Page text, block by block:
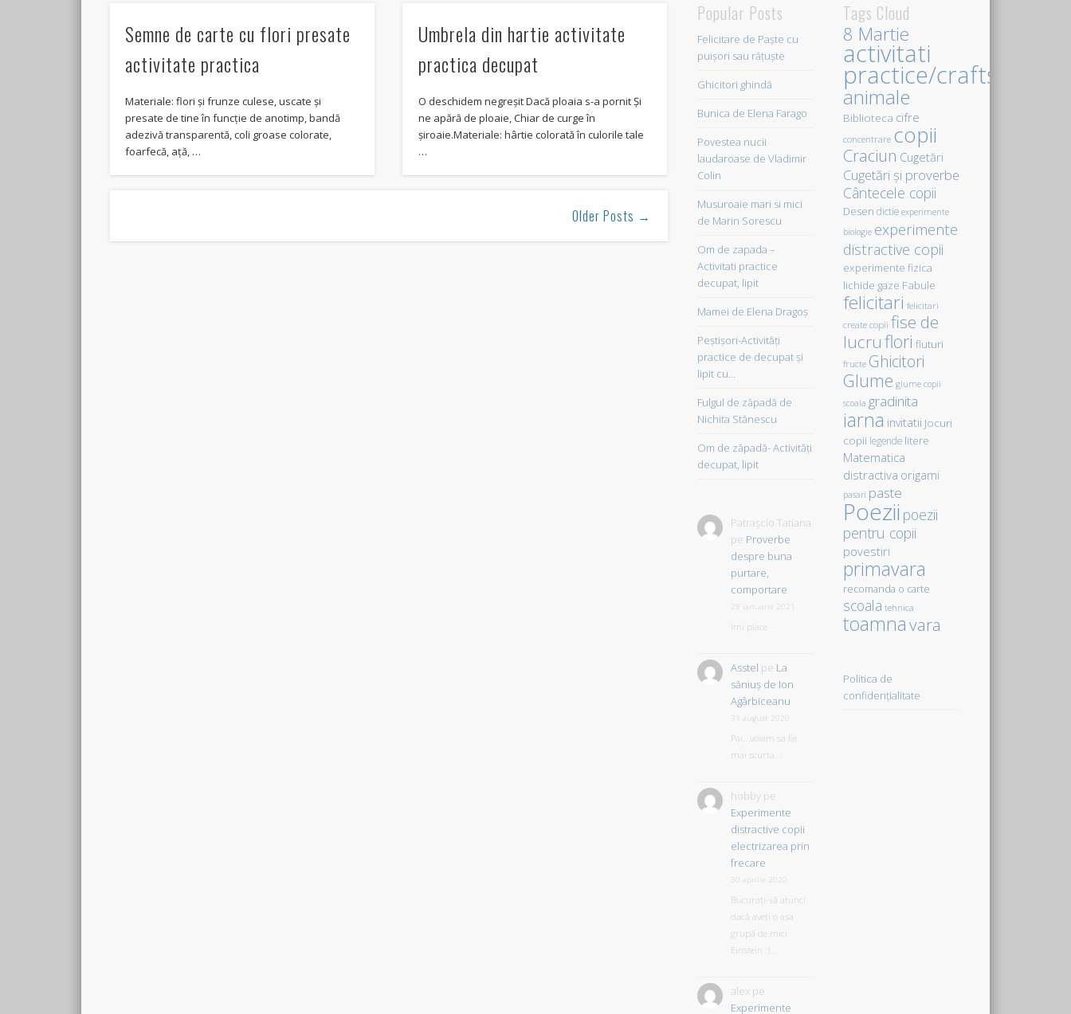
Semne de carte cu flori presate
activitate practica
Materiale: flori și frunze culese, uscate și
presate de tine în funcție de anotimp, bandă
adezivă transparentă, coli groase colorate,
foarfecă, ață, …
Umbrela din hartie activitate
practica decupat
O deschidem negreșit Dacă ploaia s-a pornit Și
ne apără de ploaie, Chiar de curge în
șiroaie.Materiale: hârtie colorată în culorile tale
…
Older Posts →
Popular Posts
Felicitare de Paște cu
puișori sau rățuște
Ghicitori ghindă
Bunica de Elena Farago
Povestea nucii
laudaroase de Vladimir
Colin
Musuroaie mari si mici
de Marin Sorescu
Om de zapada –
Activitati practice
decupat, lipit
Mamei de Elena Dragoş
Peştişori-Activităţi
practice de decupat şi
lipit cu…
Fulgul de zăpadă de
Nichita Stănescu
Om de zăpadă- Activităţi
decupat, lipit
Patrașcio Tatiana
pe Proverbe
despre buna
purtare,
comportare
28 ianuarie 2021
îmi place
Asstel pe La
săniuş de Ion
Agârbiceanu
31 august 2020
Pai...voiam sa fie
mai scurta. .
hobbype
Experimente
distractive copii
electrizarea prin
frecare
30 aprilie 2020
Bucurați-vă atunci
dacă aveți o așa
grupă de mici
Einstein :)...
alexpe
Experimente
Tags Cloud
8 Martie
activitati
practice/crafts
animale
Biblioteca cifre
concentrare copii
Craciun Cugetări
Cugetări şi proverbe
Cântecele copii
Desen dictie experimente
biologie experimente
distractive copii
experimente fizica
lichide gaze Fabule
felicitari felicitari
create copii fise de
lucruflori fluturi
fructe Ghicitori
Glume glume copii
scoala gradinita
iarna invitatii Jocuri
copii legende litere
Matematica
distractiva origami
pasari paste
Poezii poezii
pentru copii
povestiri
primavara
recomanda o carte
scoala tehnica
toamnavara
Politica de
confidențialitate